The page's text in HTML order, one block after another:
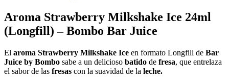
Aroma Strawberry Milkshake Ice 24ml
(Longfill) – Bombo Bar Juice
El aroma Strawberry Milkshake Ice en formato Longfill de Bar
Juice by Bombo sabe a un delicioso batido de fresa, que entrelaza
el sabor de las fresas con la suavidad de la leche.